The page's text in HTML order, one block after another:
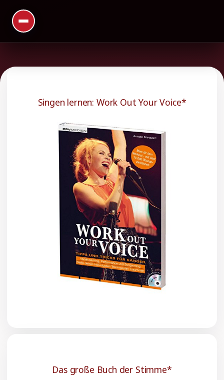
Singen lernen: Work Out Your Voice*
Das große Buch der Stimme*